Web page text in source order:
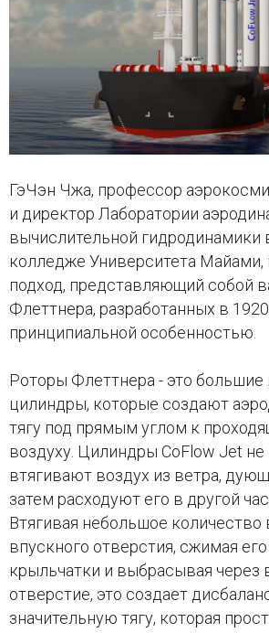
ГэЧэн Чжа, профессор
и директор Лаборатории
вычислительной
колледже Университета Майами,
подход, представляющий собой
Флеттнера, разработанных в
принципиальной особенностью.
Роторы Флеттнера - это
цилиндры, которые создают
тягу под прямым углом к
воздуху. Цилиндры CoFlow Jet
втягивают воздух из ветра,
затем расходуют его в другой
Втягивая небольшое количество
впускного отверстия, сжимая
крыльчатки и выбрасывая через
отверстие, это создает
значительную тягу, которая